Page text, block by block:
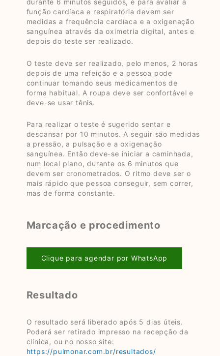
durante 6 minutos seguidos, e para avaliar a
função cardíaca e respiratória devem ser
medidas a frequência cardíaca e a oxigenação
sanguínea através da oximetria digital, antes e
depois do teste ser realizado.
O teste deve ser realizado, pelo menos, 2 horas
depois de uma refeição e a pessoa pode
continuar tomando seus medicamentos de
forma habitual. A roupa deve ser confortável e
deve-se usar tênis.
Para realizar o teste é sugerido sentar e
descansar por 10 minutos. A seguir são medidas
a pressão, a pulsação e a oxigenação
sanguínea. Então deve-se iniciar a caminhada,
num local plano, durante os 6 minutos que
devem ser cronometrados. O ritmo deve ser o
mais rápido que pessoa conseguir, sem correr,
mas de forma constante.
Marcação e procedimento
Clique para agendar por WhatsApp
Resultado
O resultado será liberado após 5 dias úteis.
Poderá ser retirado impresso na recepção da
clínica, ou no nosso site:
https://pulmonar.com.br/resultados/